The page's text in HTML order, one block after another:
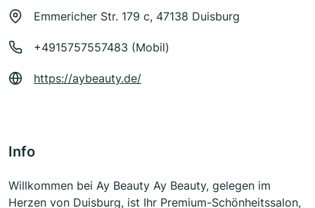
Emmericher Str. 179 c, 47138 Duisburg
+4915757557483 (Mobil)
https://aybeauty.de/
Info
Willkommen bei Ay Beauty Ay Beauty, gelegen im
Herzen von Duisburg, ist Ihr Premium-Schönheitssalon,